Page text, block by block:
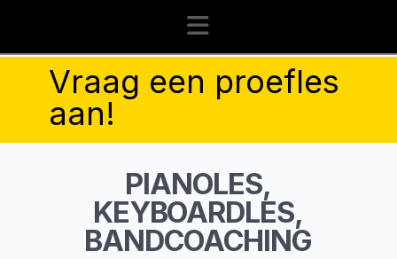
Navigation
Vraag een proefles
aan!
PIANOLES,
KEYBOARDLES,
BANDCOACHING